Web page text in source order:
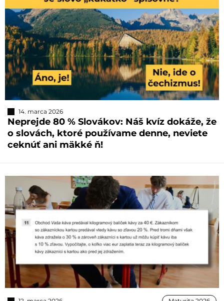
14. marca 2026
Neprejde 80 % Slovákov: Náš kvíz dokáže, že
o slovách, ktoré používame denne, neviete
ceknúť ani mäkké ň!